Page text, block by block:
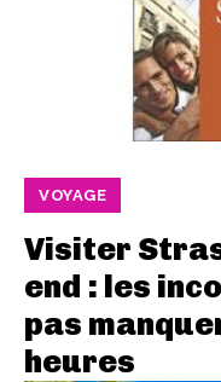
VOYAGE
Visiter
end : les
pas
heures